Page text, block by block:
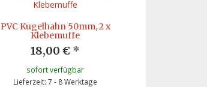
PVC Kugelhahn 50mm, 2 x
Klebemuffe
18,00 € *
sofort verfügbar
Lieferzeit: 7 - 8 Werktage